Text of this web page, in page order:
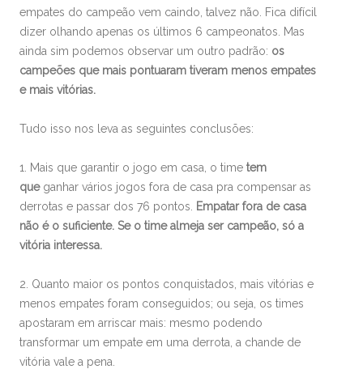
empates do campeão vem caindo, talvez não. Fica difícil
dizer olhando apenas os últimos 6 campeonatos. Mas
ainda sim podemos observar um outro padrão: os
campeões que mais pontuaram tiveram menos empates
e mais vitórias.
Tudo isso nos leva as seguintes conclusões:
1. Mais que garantir o jogo em casa, o time tem
queganhar vários jogos fora de casa pra compensar as
derrotas e passar dos 76 pontos.
Empatar fora de casa
não é o suficiente. Se o time almeja ser campeão, só a
vitória interessa.
2. Quanto maior os pontos conquistados, mais vitórias e
menos empates foram conseguidos; ou seja, os times
apostaram em arriscar mais: mesmo podendo
transformar um empate em uma derrota, a chande de
vitória vale a pena.